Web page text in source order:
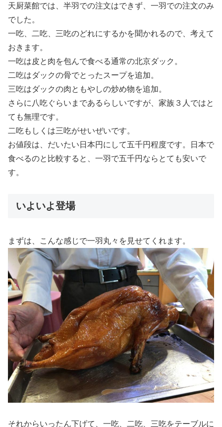
天厨菜館では、半羽での注文はできず、一羽での注文のみ
でした。
一吃、二吃、三吃のどれにするかを聞かれるので、考えて
おきます。
一吃は皮と肉を包んで食べる通常の北京ダック。
二吃はダックの骨でとったスープを追加。
三吃はダックの肉ともやしの炒め物を追加。
さらに八吃ぐらいまであるらしいですが、家族３人ではと
ても無理です。
二吃もしくは三吃がせいぜいです。
お値段は、だいたい日本円にして五千円程度です。日本で
食べるのと比較すると、一羽で五千円ならとても安いで
す。
いよいよ登場
まずは、こんな感じで一羽丸々を見せてくれます。
それからいったん下げて、一吃、二吃、三吃をテーブルに